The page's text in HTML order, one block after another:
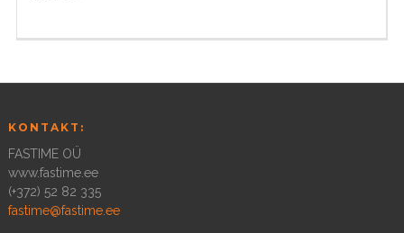
KONTAKT:
FASTIME OÜ
www.fastime.ee
(+372) 52 82 335
fastime@fastime.ee